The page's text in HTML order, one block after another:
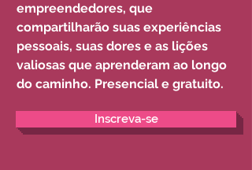
empreendedores, que
compartilharão suas experiências
pessoais, suas dores e as lições
valiosas que aprenderam ao longo
do caminho. Presencial e gratuito.
Inscreva-se